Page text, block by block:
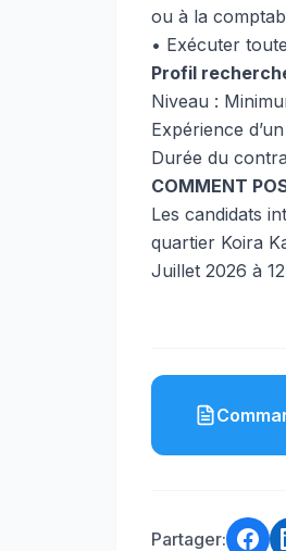
ou à la
• Exécuter
Profil
Niveau :
Expérience
Durée du
COMMENT
Les candidats
quartier Koira
Juillet 2026 à
Partager: